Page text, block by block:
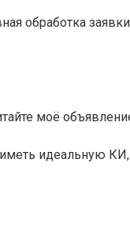
обработка
моё
идеальную